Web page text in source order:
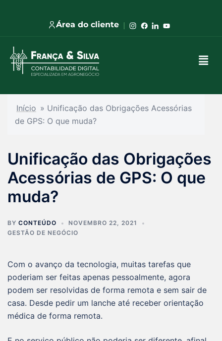
Área do cliente
Início » Unificação das Obrigações Acessórias
de GPS: O que muda?
Unificação das Obrigações
Acessórias de GPS: O que
muda?
BY CONTEÚDO
NOVEMBRO 22, 2021
GESTÃO DE NEGÓCIO
Com o avanço da tecnologia, muitas tarefas que
poderiam ser feitas apenas pessoalmente, agora
podem ser resolvidas de forma remota e sem sair de
casa. Desde pedir um lanche até receber orientação
médica de forma remota.